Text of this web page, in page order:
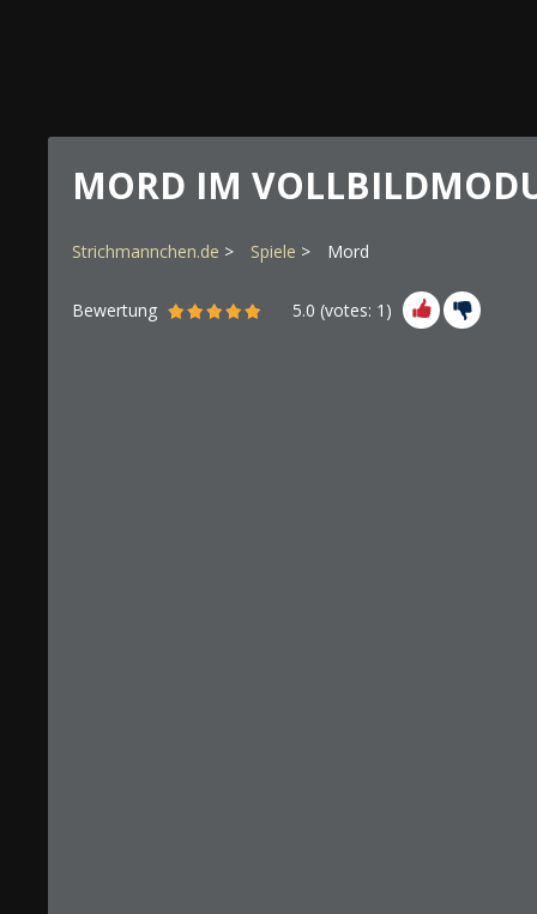
MORD IM
Strichmannchen.de Spiele Mord
Bewertung 5.0 (votes: 1 )